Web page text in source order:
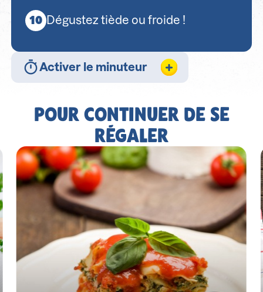
Dégustez tiède ou froide !
Activer le minuteur
POUR CONTINUER DE SE
RÉGALER